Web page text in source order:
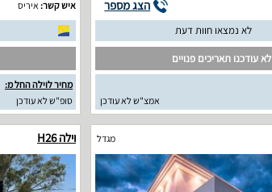
הצג מספר
לא נמצאו חוות דעת
לא עודכנו תאריכים פנויים
אמצ"ש לא עודכן
איש קשר: איריס
מחיר לוילה החל מ:
סופ"ש לא עודכן
מגדל וילה H26